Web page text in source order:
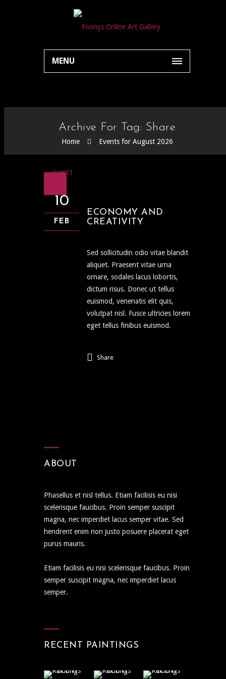
MENU
Archive For Tag: Share
Home Events for August 2026
10
FEB
ECONOMY AND
CREATIVITY
Sed sollicitudin odio vitae blandit
aliquet. Praesent vitae urna
ornare, sodales lacus lobortis,
dictum risus. Donec ut tellus
euismod, venenatis elit quis,
volutpat nisl. Fusce ultricies lorem
eget tellus finibus euismod.
Share
ABOUT
Phasellus et nisl tellus. Etiam facilisis eu nisi
scelerisque faucibus. Proin semper suscipit
magna, nec imperdiet lacus semper vitae. Sed
hendrerit enim non justo posuere placerat eget
purus mauris.
Etiam facilisis eu nisi scelerisque faucibus. Proin
semper suscipit magna, nec imperdiet lacus
semper.
RECENT PAINTINGS